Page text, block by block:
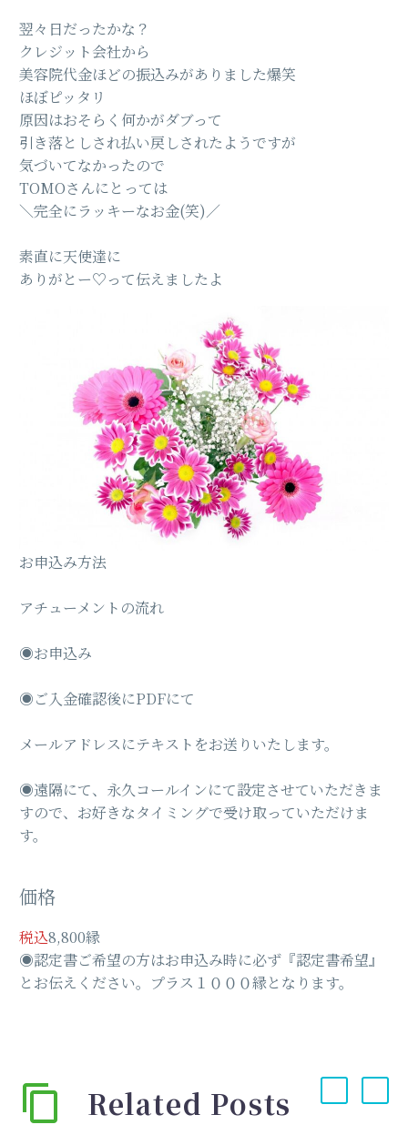
翌々日だったかな？
クレジット会社から
美容院代金ほどの振込みがありました爆笑
ほぼピッタリ
原因はおそらく何かがダブって
引き落としされ払い戻しされたようですが
気づいてなかったので
TOMOさんにとっては
＼完全にラッキーなお金(笑)／
素直に天使達に
ありがとー♡って伝えましたよ
お申込み方法
アチューメントの流れ
◉お申込み
◉ご入金確認後にPDFにて
メールアドレスにテキストをお送りいたします。
◉遠隔にて、永久コールインにて設定させていただきま
すので、お好きなタイミングで受け取っていただけま
す。
価格
税込8,800縁
◉認定書ご希望の方はお申込み時に必ず『認定書希望』
とお伝えください。プラス１０００縁となります。
Related Posts